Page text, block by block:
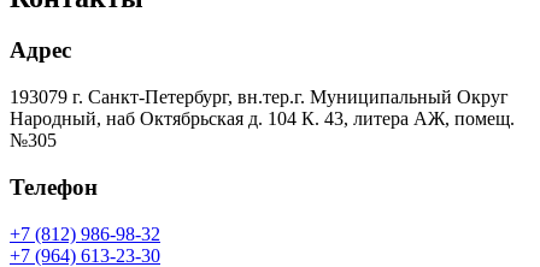
Адрес
193079 г. Санкт-Петербург, вн.тер.г. Муниципальный Округ
Народный, наб Октябрьская д. 104 К. 43, литера АЖ, помещ.
№305
Телефон
+7 (812) 986-98-32
+7 (964) 613-23-30